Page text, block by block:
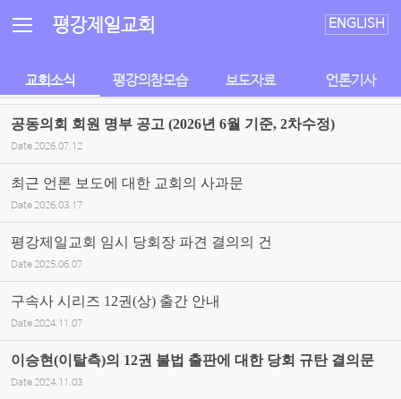
평강제일교회 ENGLISH
교회소식 평강의참모습 보도자료 언론기사
공동의회 회원 명부 공고 (2026년 6월 기준, 2차수정)
Date 2026.07.12
최근 언론 보도에 대한 교회의 사과문
Date 2026.03.17
평강제일교회 임시 당회장 파견 결의의 건
Date 2025.06.07
구속사 시리즈 12권(상) 출간 안내
Date 2024.11.07
이승현(이탈측)의 12권 불법 출판에 대한 당회 규탄 결의문
Date 2024.11.03